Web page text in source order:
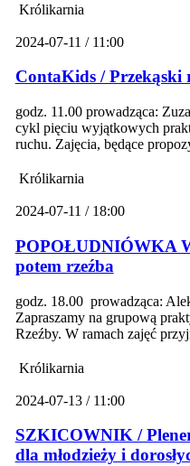
Królikarnia
2024-07-11 / 11:00
ContaKids / Przekąski
godz. 11.00 prowadząca:
cykl pięciu wyjątkowych
ruchu. Zajęcia, będące
Królikarnia
2024-07-11 / 18:00
POPOŁUDNIÓWKA
potem rzeźba
godz. 18.00 prowadząca:
Zapraszamy na grupową
Rzeźby. W ramach zajęć
Królikarnia
2024-07-13 / 11:00
SZKICOWNIK /
dla młodzieży i